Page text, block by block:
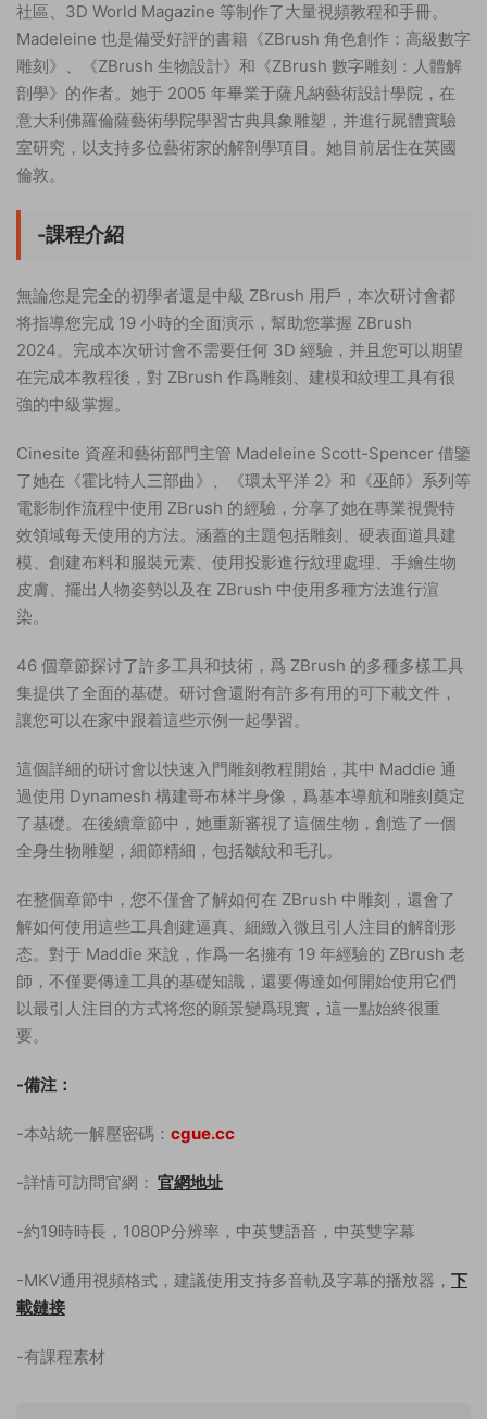
社區、3D World Magazine 等制作了大量視頻教程和手冊。
Madeleine 也是備受好評的書籍《ZBrush 角色創作：高級數字
雕刻》、《ZBrush 生物設計》和《ZBrush 數字雕刻：人體解
剖學》的作者。她于 2005 年畢業于薩凡納藝術設計學院，在
意大利佛羅倫薩藝術學院學習古典具象雕塑，并進行屍體實驗
室研究，以支持多位藝術家的解剖學項目。她目前居住在英國
倫敦。
-課程介紹
無論您是完全的初學者還是中級 ZBrush 用戶，本次研讨會都
将指導您完成 19 小時的全面演示，幫助您掌握 ZBrush
2024。完成本次研讨會不需要任何 3D 經驗，并且您可以期望
在完成本教程後，對 ZBrush 作爲雕刻、建模和紋理工具有很
強的中級掌握。
Cinesite 資産和藝術部門主管 Madeleine Scott-Spencer 借鑒
了她在《霍比特人三部曲》、《環太平洋 2》和《巫師》系列等
電影制作流程中使用 ZBrush 的經驗，分享了她在專業視覺特
效領域每天使用的方法。涵蓋的主題包括雕刻、硬表面道具建
模、創建布料和服裝元素、使用投影進行紋理處理、手繪生物
皮膚、擺出人物姿勢以及在 ZBrush 中使用多種方法進行渲
染。
46 個章節探讨了許多工具和技術，爲 ZBrush 的多種多樣工具
集提供了全面的基礎。研讨會還附有許多有用的可下載文件，
讓您可以在家中跟着這些示例一起學習。
這個詳細的研讨會以快速入門雕刻教程開始，其中 Maddie 通
過使用 Dynamesh 構建哥布林半身像，爲基本導航和雕刻奠定
了基礎。在後續章節中，她重新審視了這個生物，創造了一個
全身生物雕塑，細節精細，包括皺紋和毛孔。
在整個章節中，您不僅會了解如何在 ZBrush 中雕刻，還會了
解如何使用這些工具創建逼真、細緻入微且引人注目的解剖形
态。對于 Maddie 來說，作爲一名擁有 19 年經驗的 ZBrush 老
師，不僅要傳達工具的基礎知識，還要傳達如何開始使用它們
以最引人注目的方式将您的願景變爲現實，這一點始終很重
要。
-備注：
-本站統一解壓密碼： cgue.cc
-詳情可訪問官網： 官網地址
-約19時時長，1080P分辨率，中英雙語音，中英雙字幕
-MKV通用視頻格式，建議使用支持多音軌及字幕的播放器， 下
載鏈接
-有課程素材